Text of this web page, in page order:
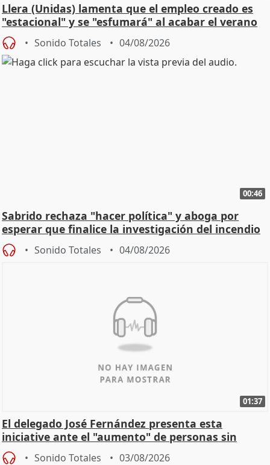
Llera (Unidas) lamenta que el empleo creado es
"estacional" y se "esfumará" al acabar el verano
Sonido Totales 04/08/2026
00:46
Sabrido rechaza "hacer política" y aboga por
esperar que finalice la investigación del incendio
Sonido Totales 04/08/2026
01:37
El delegado José Fernández presenta esta
iniciative ante el "aumento" de personas sin
hogar en Madri
Sonido Totales 03/08/2026